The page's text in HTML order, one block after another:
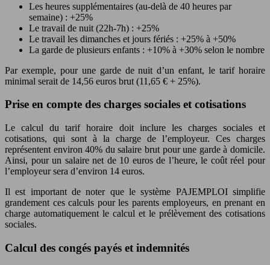
Les heures supplémentaires (au-delà de 40 heures par
semaine) : +25%
Le travail de nuit (22h-7h) : +25%
Le travail les dimanches et jours fériés : +25% à +50%
La garde de plusieurs enfants : +10% à +30% selon le nombre
Par exemple, pour une garde de nuit d’un enfant, le tarif horaire
minimal serait de 14,56 euros brut (11,65 € + 25%).
Prise en compte des charges sociales et cotisations
Le calcul du tarif horaire doit inclure les charges sociales et
cotisations, qui sont à la charge de l’employeur. Ces charges
représentent environ 40% du salaire brut pour une garde à domicile.
Ainsi, pour un salaire net de 10 euros de l’heure, le coût réel pour
l’employeur sera d’environ 14 euros.
Il est important de noter que le système PAJEMPLOI simplifie
grandement ces calculs pour les parents employeurs, en prenant en
charge automatiquement le calcul et le prélèvement des cotisations
sociales.
Calcul des congés payés et indemnités